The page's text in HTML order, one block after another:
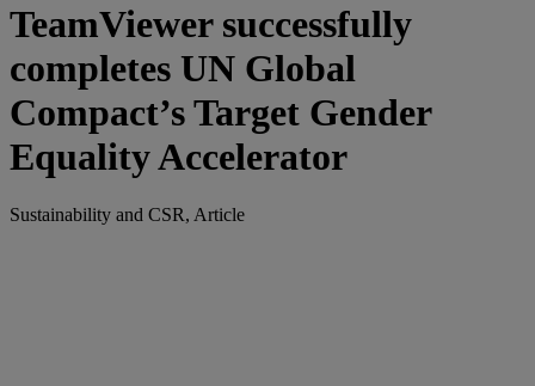
TeamViewer successfully
completes UN Global
Compact’s Target Gender
Equality Accelerator
Sustainability and CSR, Article